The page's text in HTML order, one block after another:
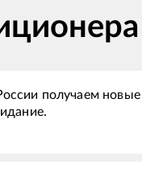
получаем